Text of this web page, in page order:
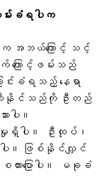
းခံရပါက
အဘယ်ကြောင့် သင့်
ကြောင့်ဖမ်းသည်
းခံရသည့် နေရာ
နိုင်သည်ကို ဦးတည်
ပါ။
ားမှုရှိပါ။ ဦးထုပ်၊
ပါ။ ဖြစ်နိုင်လျှင်
းပြောပါ။ မခုခံ